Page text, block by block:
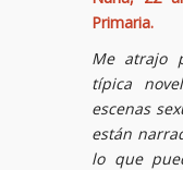
Primaria.
Me atrajo
típica
escenas
están
lo que